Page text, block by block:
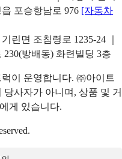
포승항남로 976 [자동차
린면 조침령로 1235-24 ｜
방배동) 화련빌딩 3층
이 운영합니다. ㈜아이트
사자가 아니며, 상품 및 거
게 있습니다.